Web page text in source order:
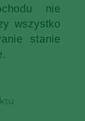
nie
wszystko
stanie